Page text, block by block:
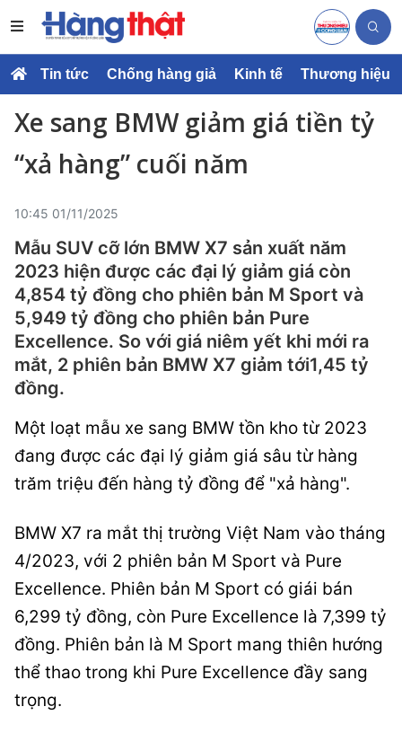
Tin tức Chống hàng giả Kinh tế Thương hiệu
Xe sang BMW giảm giá tiền tỷ
“xả hàng” cuối năm
10:45 01/11/2025
Mẫu SUV cỡ lớn BMW X7 sản xuất năm
2023 hiện được các đại lý giảm giá còn
4,854 tỷ đồng cho phiên bản M Sport và
5,949 tỷ đồng cho phiên bản Pure
Excellence. So với giá niêm yết khi mới ra
mắt, 2 phiên bản BMW X7 giảm tới1,45 tỷ
đồng.
Một loạt mẫu xe sang BMW tồn kho từ 2023
đang được các đại lý giảm giá sâu từ hàng
trăm triệu đến hàng tỷ đồng để "xả hàng".
BMW X7 ra mắt thị trường Việt Nam vào tháng
4/2023, với 2 phiên bản M Sport và Pure
Excellence. Phiên bản M Sport có giái bán
6,299 tỷ đồng, còn Pure Excellence là 7,399 tỷ
đồng. Phiên bản là M Sport mang thiên hướng
thể thao trong khi Pure Excellence đầy sang
trọng.